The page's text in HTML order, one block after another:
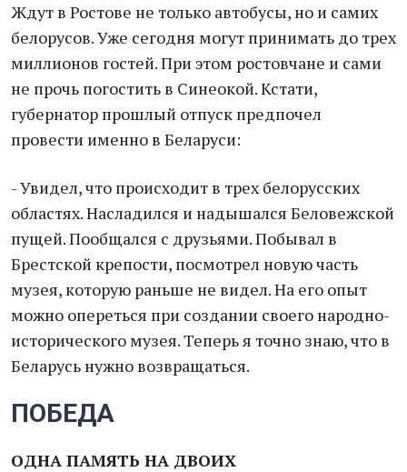
Ждут в Ростове не только автобусы, но и самих
белорусов. Уже сегодня могут принимать до трех
миллионов гостей. При этом ростовчане и сами
не прочь погостить в Синеокой. Кстати,
губернатор прошлый отпуск предпочел
провести именно в Беларуси:
- Увидел, что происходит в трех белорусских
областях. Насладился и надышался Беловежской
пущей. Пообщался с друзьями. Побывал в
Брестской крепости, посмотрел новую часть
музея, которую раньше не видел. На его опыт
можно опереться при создании своего народно-
исторического музея. Теперь я точно знаю, что в
Беларусь нужно возвращаться.
ПОБЕДА
ОДНА ПАМЯТЬ НА ДВОИХ